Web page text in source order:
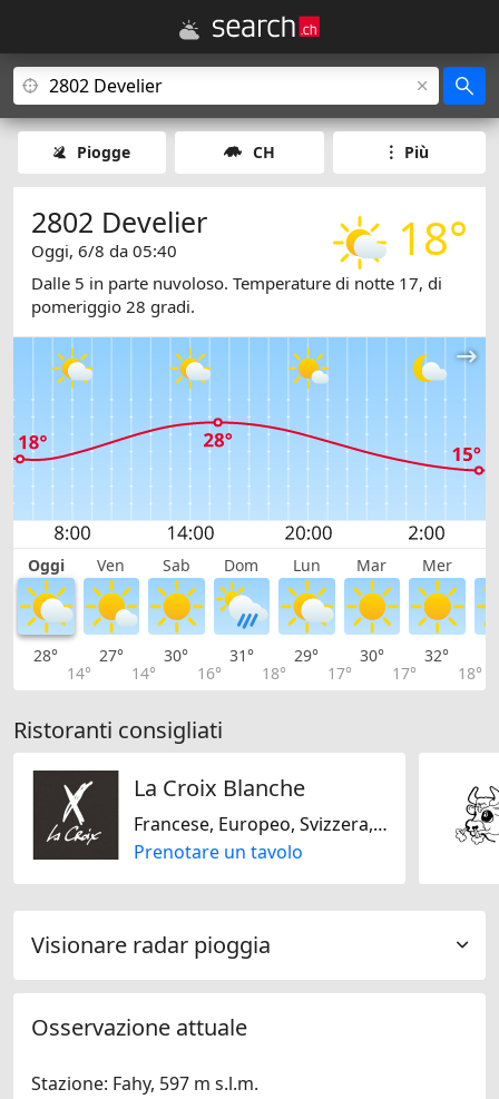
Piogge CH Più
18°
2802 Develier
Oggi, 6/8 da 05:40
Dalle 5 in parte nuvoloso. Temperature di notte 17, di
pomeriggio 28 gradi.
Oggi Ven Sab Dom Lun Mar Mer
28°
14°
27°
14°
30°
16°
31°
18°
29°
17°
30°
17°
32°
18°
Ristoranti consigliati
La Croix Blanche
Francese, Europeo, Svizzera, Senza glutine, Senza lattosio
Prenotare un tavolo
Visionare radar pioggia
Osservazione attuale
Stazione: Fahy, 597 m s.l.m.